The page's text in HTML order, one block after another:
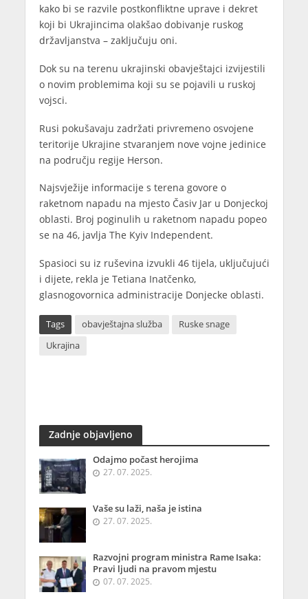
kako bi se razvile postkonfliktne uprave i dekret
koji bi Ukrajincima olakšao dobivanje ruskog
državljanstva – zaključuju oni.
Dok su na terenu ukrajinski obavještajci izvijestili
o novim problemima koji su se pojavili u ruskoj
vojsci.
Rusi pokušavaju zadržati privremeno osvojene
teritorije Ukrajine stvaranjem nove vojne jedinice
na području regije Herson.
Najsvježije informacije s terena govore o
raketnom napadu na mjesto Časiv Jar u Donjeckoj
oblasti. Broj poginulih u raketnom napadu popeo
se na 46, javlja The Kyiv Independent.
Spasioci su iz ruševina izvukli 46 tijela, uključujući
i dijete, rekla je Tetiana Inatčenko,
glasnogovornica administracije Donjecke oblasti.
Tags obavještajna služba
Ruske snage
Ukrajina
Zadnje objavljeno
Odajmo počast herojima
27. 07. 2025.
Vaše su laži, naša je istina
27. 07. 2025.
Razvojni program ministra Rame Isaka:
Pravi ljudi na pravom mjestu
07. 07. 2025.